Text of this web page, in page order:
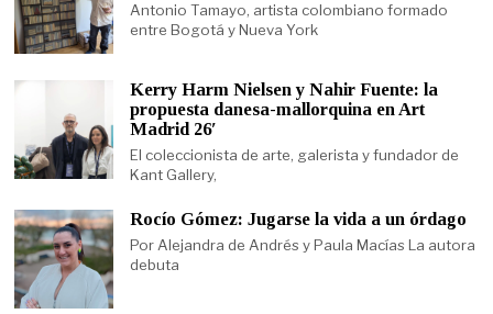
Antonio Tamayo, artista colombiano formado
entre Bogotá y Nueva York
Kerry Harm Nielsen y Nahir Fuente: la
propuesta danesa-mallorquina en Art
Madrid 26′
El coleccionista de arte, galerista y fundador de
Kant Gallery,
Rocío Gómez: Jugarse la vida a un órdago
Por Alejandra de Andrés y Paula Macías La autora
debuta